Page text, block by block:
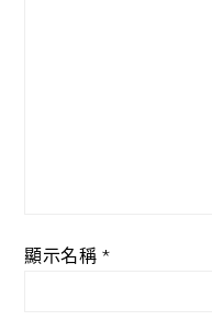
顯示名稱 *